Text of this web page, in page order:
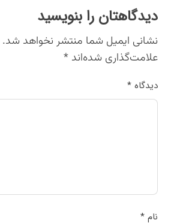
دیدگاهتان را بنویسید
نشانی ایمیل شما منتشر نخواهد شد.
علامت‌گذاری شده‌اند*
دیدگاه*
نام*